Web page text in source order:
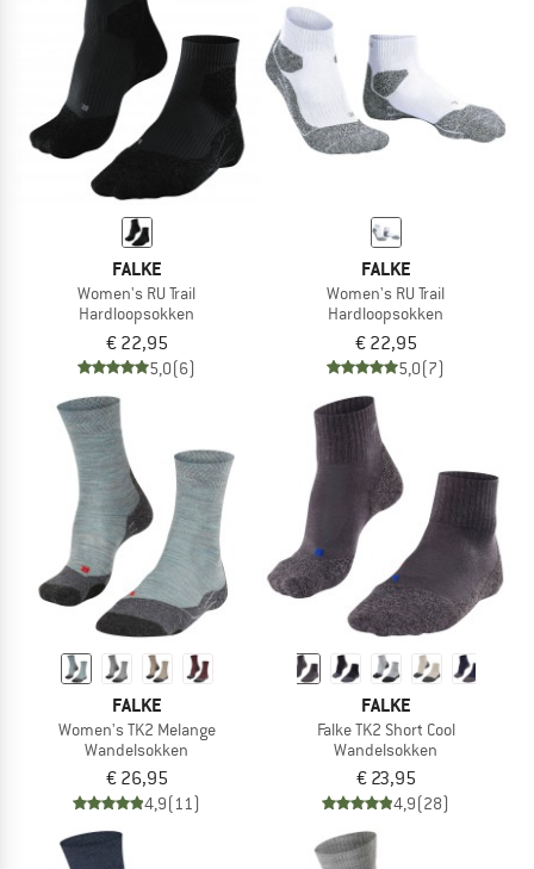
FALKE
Women's RU Trail
Hardloopsokken
€ 22,95
5,0(6)
FALKE
Women's RU Trail
Hardloopsokken
€ 22,95
5,0(7)
FALKE
Women's TK2 Melange
Wandelsokken
€ 26,95
4,9(11)
FALKE
Falke TK2 Short Cool
Wandelsokken
€ 23,95
4,9(28)